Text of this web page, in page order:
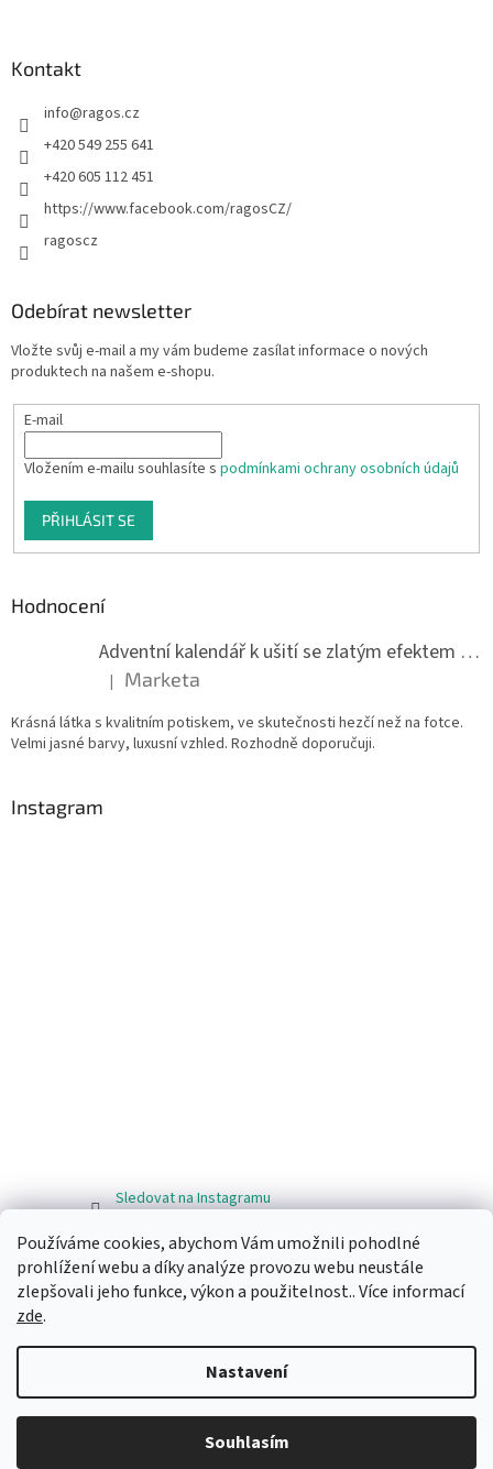
Používáme cookies, abychom Vám umožnili pohodlné
prohlížení webu a díky analýze provozu webu neustále
zlepšovali jeho funkce, výkon a použitelnost.. Více informací
zde.
Nastavení
Souhlasím
Kontakt
info@ragos.cz
+420 549 255 641
+420 605 112 451
https://www.facebook.com/ragosCZ/
ragoscz
Odebírat newsletter
Vložte svůj e-mail a my vám budeme zasílat informace o nových
produktech na našem e-shopu.
E-mail
Vložením e-mailu souhlasíte s podmínkami ochrany osobních údajů
PŘIHLÁSIT SE
Hodnocení
Adventní kalendář k ušití se zlatým efektem 042Q
Hodnocení produktu je 5 z 5 hvězdiček.
| Marketa
Krásná látka s kvalitním potiskem, ve skutečnosti hezčí než na fotce.
Velmi jasné barvy, luxusní vzhled. Rozhodně doporučuji.
Instagram
Sledovat na Instagramu
Facebook
Vytvořil Shoptet
Ragos.cz. Všechna práva vyhrazena.